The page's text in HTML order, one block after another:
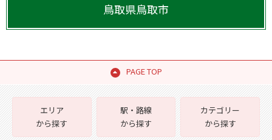
鳥取県鳥取市
PAGE TOP
エリア
から探す
駅・路線
から探す
カテゴリー
から探す